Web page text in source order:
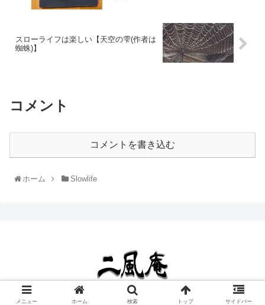
スローライフは楽しい【天空の雫(作者は
蜘蛛)】
コメント
コメントを書き込む
ホーム Slowlife
Copyright © 2020 二風庵 All Rights Reserved.
メニュー ホーム 検索 トップ サイドバー